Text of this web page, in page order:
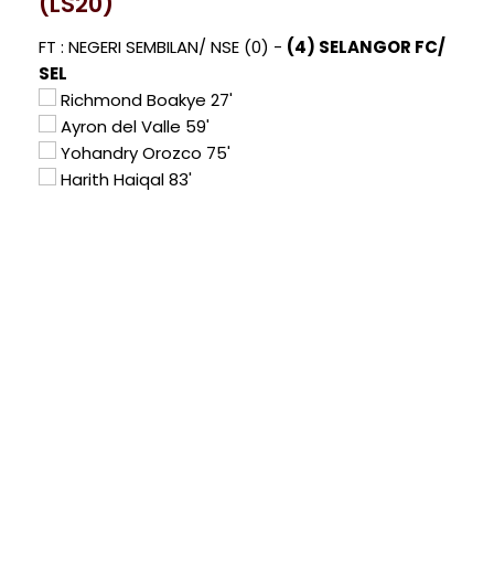
FT : NEGERI SEMBILAN/ NSE (0) - (4) SELANGOR FC/
SEL
Richmond Boakye 27'
Ayron del Valle 59'
Yohandry Orozco 75'
Harith Haiqal 83'